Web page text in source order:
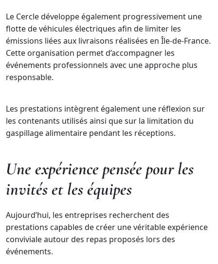
Le Cercle développe également progressivement une
flotte de véhicules électriques afin de limiter les
émissions liées aux livraisons réalisées en Île-de-France.
Cette organisation permet d’accompagner les
événements professionnels avec une approche plus
responsable.
Les prestations intègrent également une réflexion sur
les contenants utilisés ainsi que sur la limitation du
gaspillage alimentaire pendant les réceptions.
Une expérience pensée pour les
invités et les équipes
Aujourd’hui, les entreprises recherchent des
prestations capables de créer une véritable expérience
conviviale autour des repas proposés lors des
événements.